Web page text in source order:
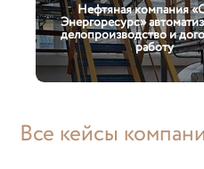
Нефтяная компания
Энергоресурс»
делопроизводство и
работу
Все кейсы